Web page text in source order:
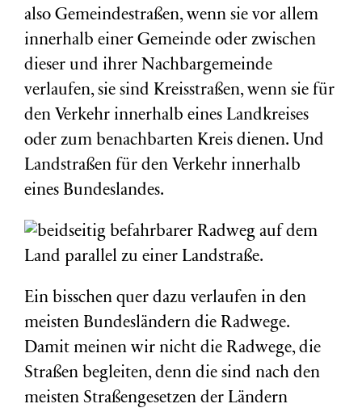
also Gemeindestraßen, wenn sie vor allem
innerhalb einer Gemeinde oder zwischen
dieser und ihrer Nachbargemeinde
verlaufen, sie sind Kreisstraßen, wenn sie für
den Verkehr innerhalb eines Landkreises
oder zum benachbarten Kreis dienen. Und
Landstraßen für den Verkehr innerhalb
eines Bundeslandes.
Ein bisschen quer dazu verlaufen in den
meisten Bundesländern die Radwege.
Damit meinen wir nicht die Radwege, die
Straßen begleiten, denn die sind nach den
meisten Straßengesetzen der Ländern